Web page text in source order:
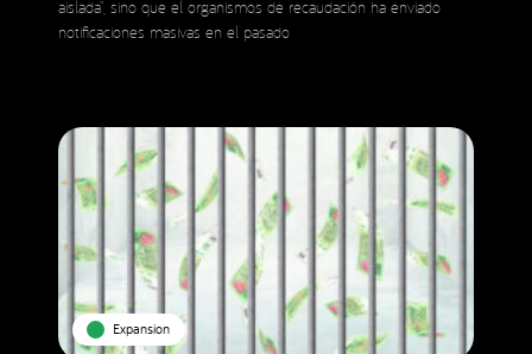
aislada”, sino que el organismos de recaudación ha enviado
notificaciones masivas en el pasado
Expansion